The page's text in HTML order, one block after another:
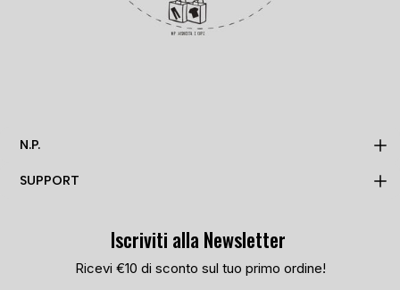
N.P.
TRACKING PAGE
SUPPORT
PRIVACY POLICY
COOKIE POLICY
Iscriviti alla Newsletter
Ricevi €10 di sconto sul tuo primo ordine!